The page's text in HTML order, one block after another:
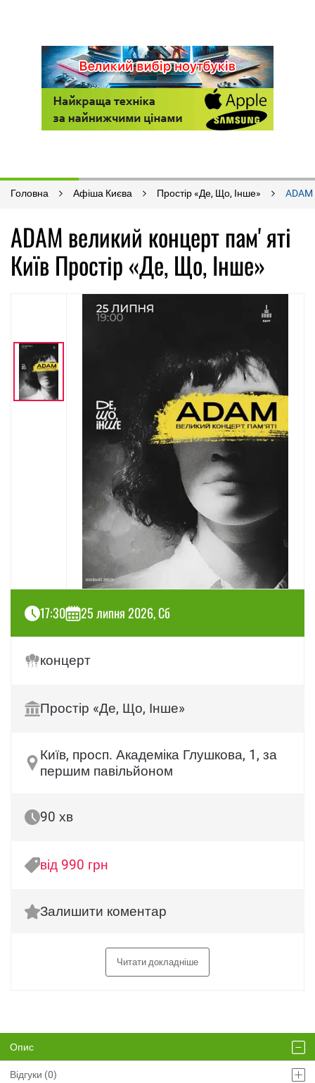
Головна Афіша Києва Простір «Де, Що, Інше» ADAM
ADAM великий концерт памʼяті
Київ Простір «Де, Що, Інше»
17:30 25 липня 2026, Сб
концерт
Простір «Де, Що, Інше»
Київ, просп. Академіка Глушкова, 1, за
першим павільйоном
90 хв
від 990 грн
Залишити коментар
Читати докладніше
Опис
Відгуки (0)